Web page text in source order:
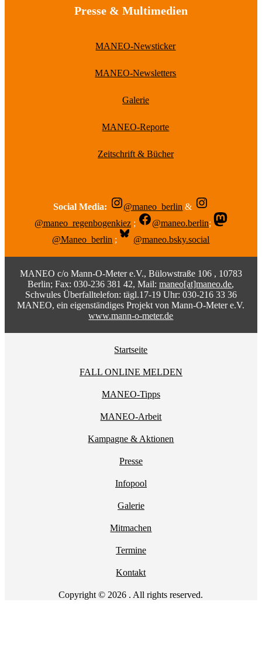
Presse & Multimedien
MANEO-Newsticker
MANEO-Newsletters
Galerie
MANEO-Reporte
Zeitschrift & Bücher
Social Media: @maneo_berlin &
@maneo_regenbogenkiez ; @maneo.berlin;
@Maneo_berlin ; @maneo.bsky.social
MANEO c/o Mann-O-Meter e.V., Bülowstraße 106 , 10783
Berlin; Fax: 030-236 381 42, Mail:maneo[at]maneo.de,
Schwules Überfalltelefon: tägl.17-19 Uhr: 030-216 33 36
MANEO, ein eigenständiges Projekt von Mann-O-Meter e.V.
www.mann-o-meter.de
Startseite
FALL ONLINE MELDEN
MANEO-Tipps
MANEO-Arbeit
Kampagne & Aktionen
Presse
Infopool
Galerie
Mitmachen
Termine
Kontakt
Copyright © 2026 . All rights reserved.